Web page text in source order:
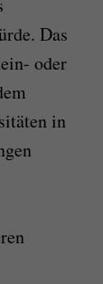
Das
oder
in